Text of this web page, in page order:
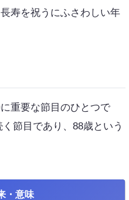
寿を祝うにふさわしい年
重要な節目のひとつで
節目であり、88歳という
・意味